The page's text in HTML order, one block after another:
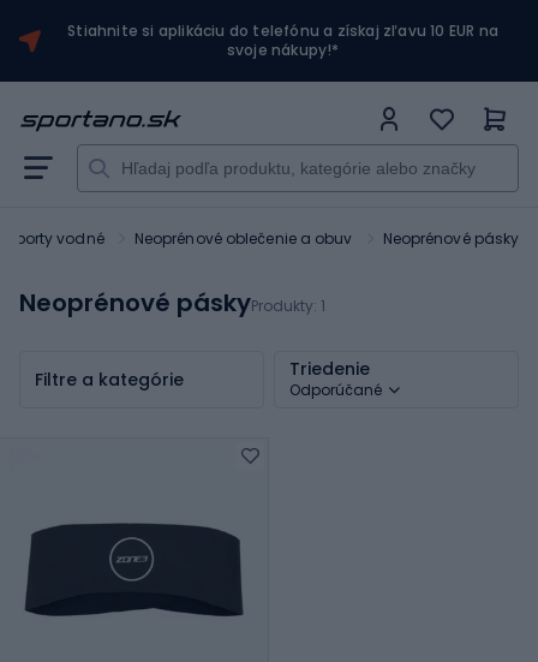
Stiahnite si aplikáciu do telefónu a získaj zľavu 10 EUR na
svoje nákupy!*
Športy vodné Neoprénové oblečenie a obuv Neoprénové pásky
Neoprénové páskyProdukty: 1
Filtre a kategórie Triedenie
Odporúčané